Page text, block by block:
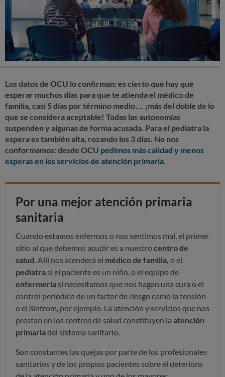
Los datos de OCU lo confirman: es cierto que hay que
esperar muchos días para que te atienda el médico de
familia, casi 5 días por término medio… ¡más del doble de lo
que se considera aceptable! Todas las autonomías
suspenden y algunas de forma acusada. Para el pediatra la
espera es también alta, rozando los 3 días. No nos
conformamos: desde OCU pedimos más calidad y menos
esperas en los servicios de atención primaria
Por una mejor atención primaria
sanitaria
Cuando estamos enfermos o nos sentimos mal, el primer
sitio al que debemos acudir es a nuestro centro de
salud. Allí nos atenderá el médico de familia, o el
pediatra si el paciente es un niño, o el equipo de
enfermería si necesitamos que nos hagan una cura o el
control periódico de un factor de riesgo como la tensión
o el Sintrom, por ejemplo. La atención y servicios que nos
prestan en los centros de salud constituyen la atención
primariadel sistema sanitario.
Son constantes las quejas por parte de los profesionales
sanitarios y de los propios pacientes sobre el deterioro